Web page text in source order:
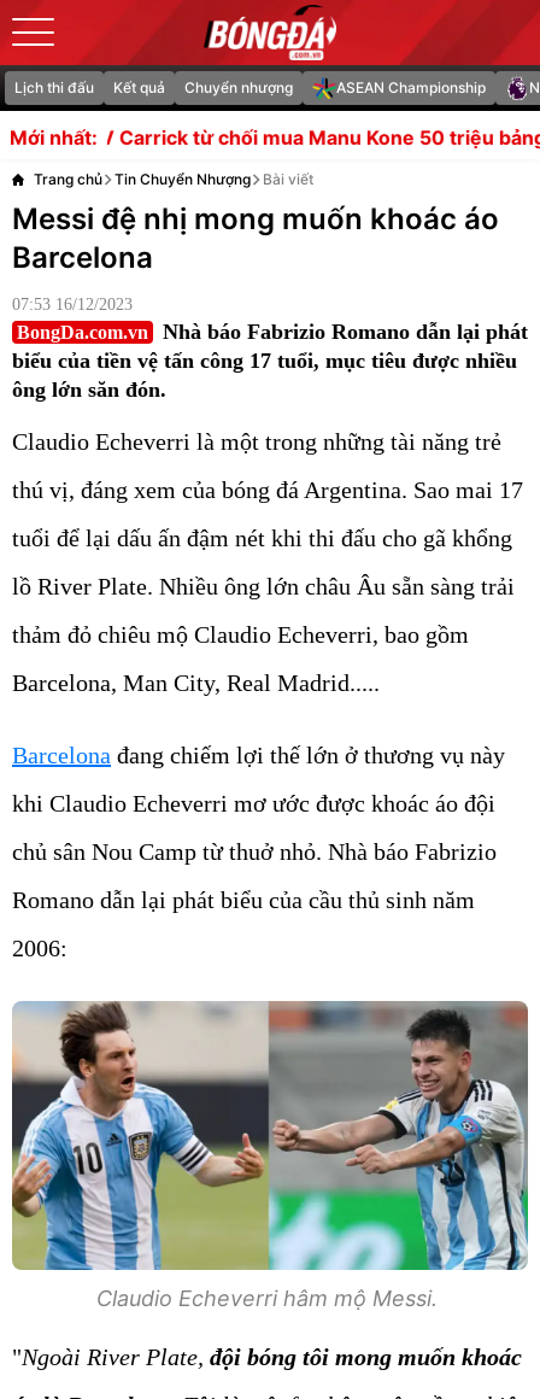
Lịch thi đấu Kết quả Chuyển nhượng ASEAN Championship
Mới nhất:
chối mua Manu Kone 50 triệu bảng Vì sao Arsenal cự
Trang chủ Tin Chuyển Nhượng Bài viết
Messi đệ nhị mong muốn khoác áo
Barcelona
07:53 16/12/2023
BongDa.com.vn
Nhà báo Fabrizio Romano dẫn lại phát
biểu của tiền vệ tấn công 17 tuổi, mục tiêu được nhiều
ông lớn săn đón.
Claudio Echeverri là một trong những tài năng trẻ
thú vị, đáng xem của bóng đá Argentina. Sao mai 17
tuổi để lại dấu ấn đậm nét khi thi đấu cho gã khổng
lồ River Plate. Nhiều ông lớn châu Âu sẵn sàng trải
thảm đỏ chiêu mộ Claudio Echeverri, bao gồm
Barcelona, Man City, Real Madrid.....
Barcelona đang chiếm lợi thế lớn ở thương vụ này
khi Claudio Echeverri mơ ước được khoác áo đội
chủ sân Nou Camp từ thuở nhỏ. Nhà báo Fabrizio
Romano dẫn lại phát biểu của cầu thủ sinh năm
2006:
Claudio Echeverri hâm mộ Messi.
"Ngoài River Plate, đội bóng tôi mong muốn khoác